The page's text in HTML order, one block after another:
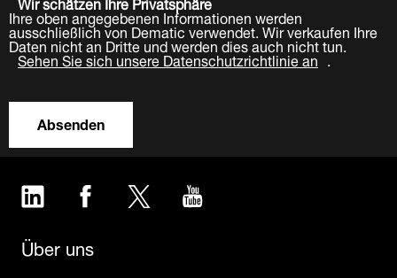
Ihre oben angegebenen Informationen werden
ausschließlich von Dematic verwendet. Wir verkaufen Ihre
Daten nicht an Dritte und werden dies auch nicht tun.
Sehen Sie sich unsere Datenschutzrichtlinie an .
Absenden
LinkedIn Facebook Twitter
Über uns